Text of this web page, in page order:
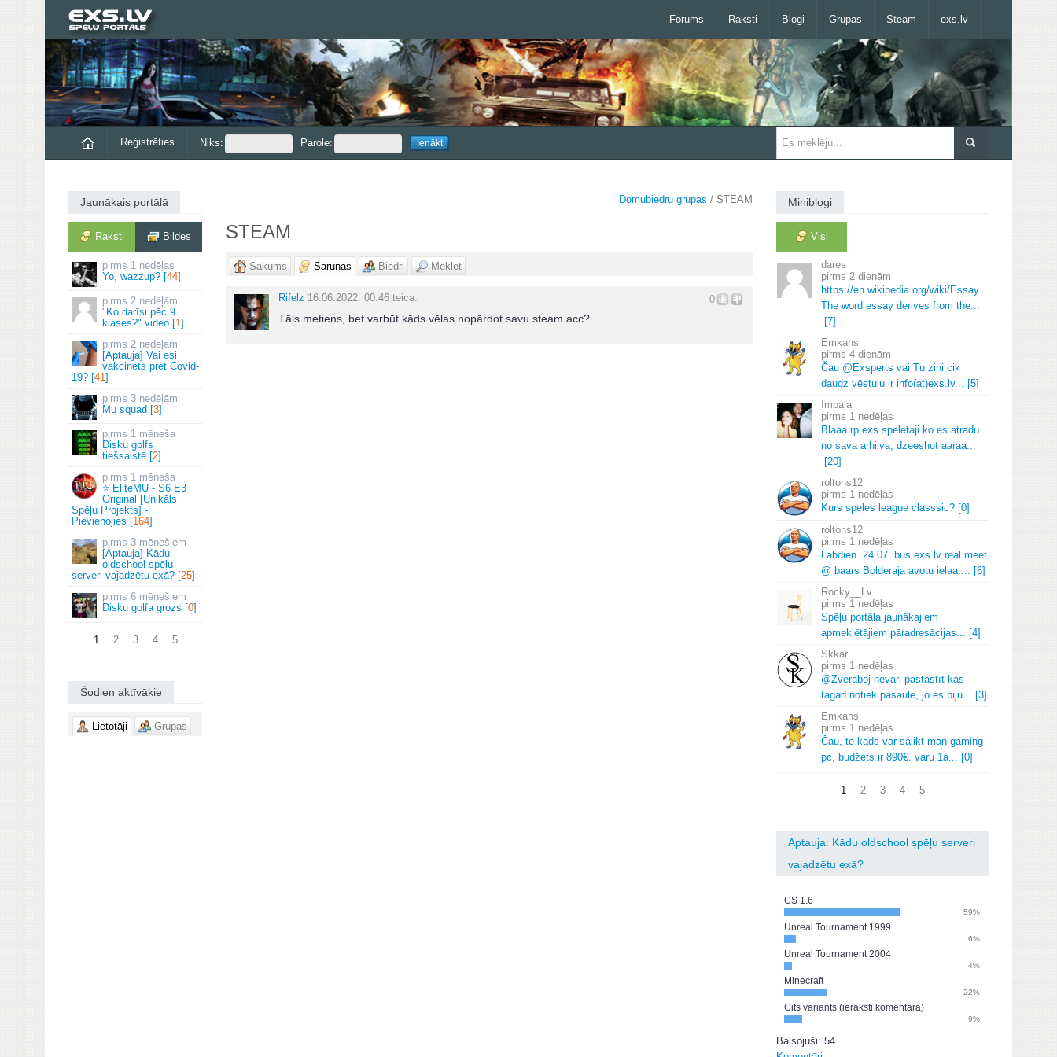
Forums Raksti Blogi Grupas Steam exs.lv
Reģistrēties Niks: Parole:
Jaunākais portālā
Raksti Bildes
1 nedēļas
Yo, wazzup? [44]
2 nedēļām
"Ko darīsi pēc 9.
klases?" video [1]
2 nedēļām
[Aptauja] Vai esi
vakcinēts pret Covid-
19? [41]
3 nedēļām
Mu squad [3]
1 mēneša
Disku golfs
tiešsaistē [2]
1 mēneša
⭐ EliteMU - S6 E3
Original [Unikāls
Spēļu Projekts] -
Pievienojies [164]
3 mēnešiem
[Aptauja] Kādu
oldschool spēļu
serveri vajadzētu exā? [25]
6 mēnešiem
Disku golfa grozs [0]
1 2 3 4 5
Šodien aktīvākie
Lietotāji Grupas
Domubiedru grupas / STEAM
STEAM
Sākums Sarunas Biedri Meklēt
0
Rifelz 16.06.2022. 00:46 teica:
Tāls metiens, bet varbūt kāds vēlas nopārdot savu steam acc?
Miniblogi
Visi
dares
2 dienām
https://en.wikipedia.org/wiki/Essay
The word essay derives from the...
[7]
Emkans
4 dienām
Čau @Exsperts vai Tu zini cik
daudz vēstuļu ir info(at)exs. lv... [5]
Impala
1 nedēļas
Blaaa rp.exs speletaji ko es atradu
no sava arhiiva, dzeeshot aaraa...
[20]
roltons12
1 nedēļas
Kurs speles league classsic? [0]
roltons12
1 nedēļas
Labdien. 24.07. bus exs. lv real meet
@ baars Bolderaja avotu ielaa.... [6]
Rocky__Lv
1 nedēļas
Spēļu portāla jaunākajiem
apmeklētājiem pāradresācijas... [4]
Skkar.
1 nedēļas
@Zveraboj nevari pastāstīt kas
tagad notiek pasaule, jo es biju... [3]
Emkans
1 nedēļas
Čau, te kads var salikt man gaming
pc, budžets ir 890€. varu 1a... [0]
1 2 3 4 5
Aptauja: Kādu oldschool spēļu serveri
vajadzētu exā?
CS 1.6
59%
Unreal Tournament 1999
6%
Unreal Tournament 2004
4%
Minecraft
22%
Cits variants (ieraksti komentārā)
9%
Balsojuši: 54